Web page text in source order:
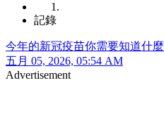
記錄
今年的新冠疫苗你需要知道什麼
五月 05, 2026, 05:54 AM
Advertisement